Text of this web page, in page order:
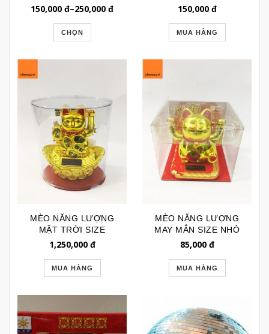
VTP019
150,000 đ–250,000 đ
CHỌN
QUAN TIỀN 021
150,000đ
MUA HÀNG
MÈO NĂNG LƯỢNG
MẶT TRỜI SIZE
TRUNG VTP038
1,250,000đ
MUA HÀNG
MÈO NĂNG LƯỢNG
MAY MẮN SIZE NHỎ
VTP037
85,000đ
MUA HÀNG